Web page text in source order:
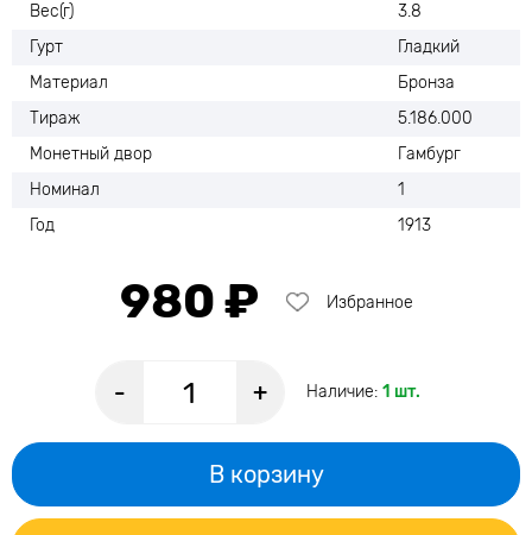
Вес(г)
3.8
Гурт
Гладкий
Материал
Бронза
Тираж
5.186.000
Монетный двор
Гамбург
Номинал
1
Год
1913
980 ₽ Избранное
- + Наличие: 1 шт.
В корзину